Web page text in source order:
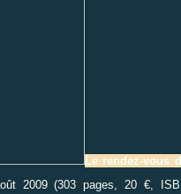
Le rendez-vous
2009 (303 pages, 20 €,